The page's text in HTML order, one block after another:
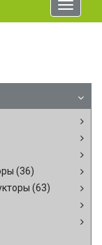
Toggle
(36)
(63)